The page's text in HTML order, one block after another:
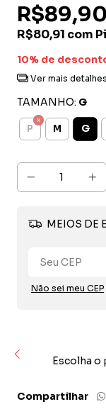
R$89,90
R$80,91 com
10% de
Ver mais detalhes
TAMANHO: G
P M G
MEIOS DE
Não sei meu CEP
Escolha o
Compartilhar